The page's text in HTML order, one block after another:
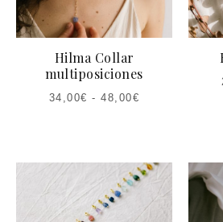
Hilma Collar
multiposiciones
34,00€ -48,00€